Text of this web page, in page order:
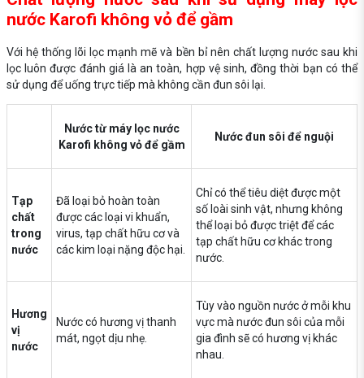
nước Karofi không vỏ để gầm
Với hệ thống lõi lọc mạnh mẽ và bền bỉ nên chất lượng nước sau khi
lọc luôn được đánh giá là an toàn, hợp vệ sinh, đồng thời bạn có thể
sử dụng để uống trực tiếp mà không cần đun sôi lại.
Nước từ máy lọc nước
Karofi không vỏ để gầm
Nước đun sôi để nguội
Tạp
chất
trong
nước
Đã loại bỏ hoàn toàn
được các loại vi khuẩn,
virus, tạp chất hữu cơ và
các kim loại nặng độc hại.
Chỉ có thể tiêu diệt được một
số loài sinh vật, nhưng không
thể loại bỏ được triệt để các
tạp chất hữu cơ khác trong
nước.
Hương
vị
nước
Nước có hương vị thanh
mát, ngọt dịu nhẹ.
Tùy vào nguồn nước ở mỗi khu
vực mà nước đun sôi của mỗi
gia đình sẽ có hương vị khác
nhau.